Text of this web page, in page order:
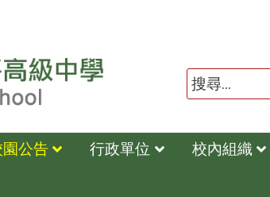
公告 行政單位 校內組織